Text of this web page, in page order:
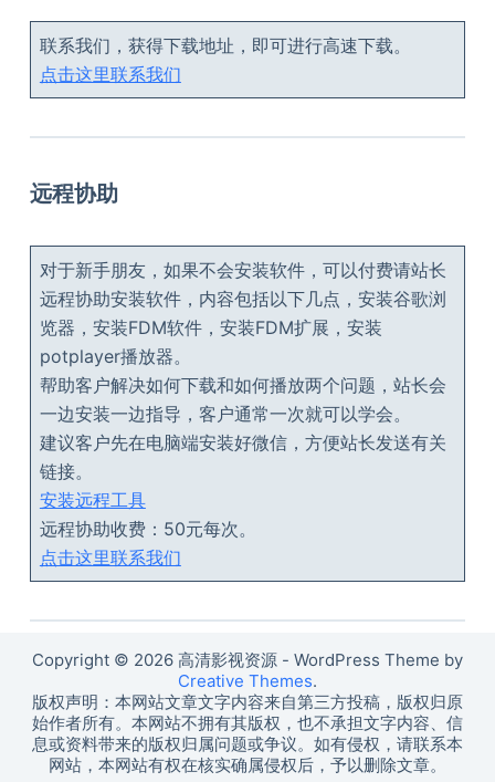
联系我们，获得下载地址，即可进行高速下载。
点击这里联系我们
远程协助
对于新手朋友，如果不会安装软件，可以付费请站长
远程协助安装软件，内容包括以下几点，安装谷歌浏
览器，安装FDM软件，安装FDM扩展，安装
potplayer播放器。
帮助客户解决如何下载和如何播放两个问题，站长会
一边安装一边指导，客户通常一次就可以学会。
建议客户先在电脑端安装好微信，方便站长发送有关
链接。
安装远程工具
远程协助收费：50元每次。
点击这里联系我们
Copyright © 2026 高清影视资源 - WordPress Theme by
Creative Themes.
版权声明：本网站文章文字内容来自第三方投稿，版权归原
始作者所有。本网站不拥有其版权，也不承担文字内容、信
息或资料带来的版权归属问题或争议。如有侵权，请联系本
网站，本网站有权在核实确属侵权后，予以删除文章。